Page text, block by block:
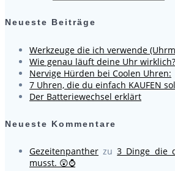
Neueste Beiträge
Werkzeuge die ich verwende
Wie genau läuft deine Uhr wirklich?
Nervige Hürden bei Coolen Uhren:
7 Uhren, die du einfach KAUFEN
Der Batteriewechsel erklärt
Neueste Kommentare
Gezeitenpanther zu3 Dinge die
musst. 😲⌚